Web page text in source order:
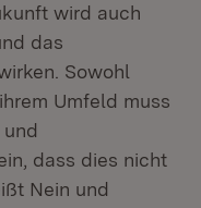
wird auch
das
Sowohl
Umfeld muss
dass dies nicht
Nein und